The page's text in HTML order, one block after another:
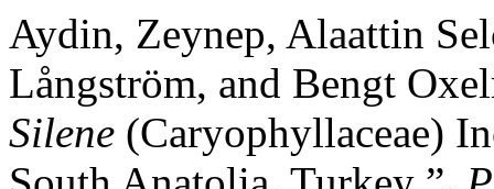
Aydin, Zeynep, Alaattin
Långström, and Bengt
Silene (Caryophyllaceae)